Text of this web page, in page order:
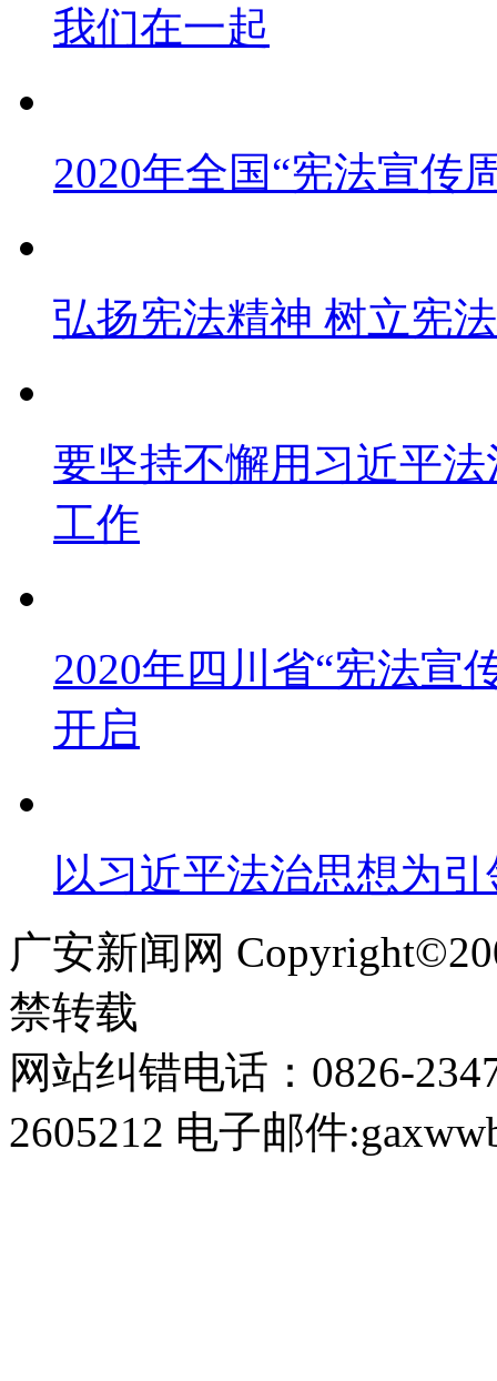
我们在一起
2020年全国“宪法宣传
弘扬宪法精神 树立宪
要坚持不懈用习近平
工作
2020年四川省“宪法宣
开启
以习近平法治思想为
广安新闻网
禁转载
网站纠错电话：0826-
2605212 电子邮件